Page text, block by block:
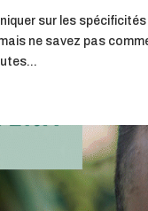
sur les
ne savez pas